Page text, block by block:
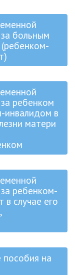
больным
ребенком
инвалидом в
матери
ребенком-
в случае его
пособия на